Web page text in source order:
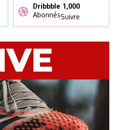
Dribbble 1,000
AbonnésSuivre